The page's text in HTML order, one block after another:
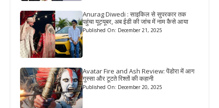
Anurag Diwedi : साइकिल से सुपरकार तक
पहुंचा यूट्यूबर, अब ईडी की जांच में नाम कैसे आया
Published On: December 21, 2025
Avatar Fire and Ash Review: पेंडोरा में आग
गुस्सा और टूटते रिश्तों की कहानी
Published On: December 20, 2025